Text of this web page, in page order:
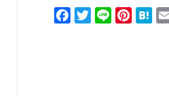
F
T
Li Pi H